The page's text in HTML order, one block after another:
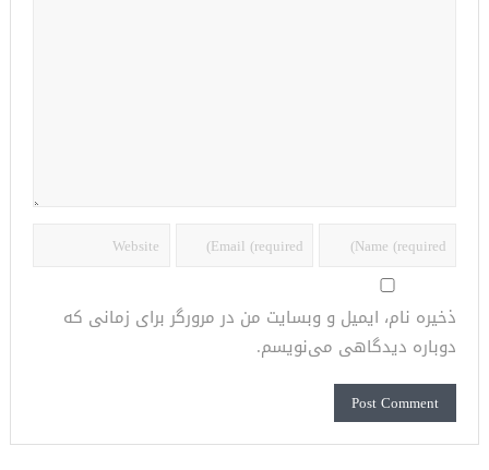
ذخیره نام، ایمیل و وبسایت من در مرورگر برای زمانی که
دوباره دیدگاهی می‌نویسم.